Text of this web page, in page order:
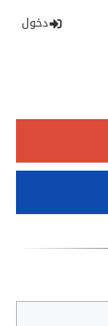
دخول